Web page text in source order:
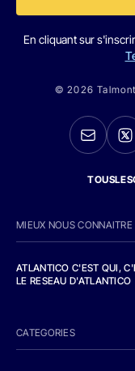
En cliquant sur
© 2026
MIEUX NOUS CONNAITRE
ATLANTICO C'EST QUI,
LE RESEAU D'ATLANTICO
CATEGORIES